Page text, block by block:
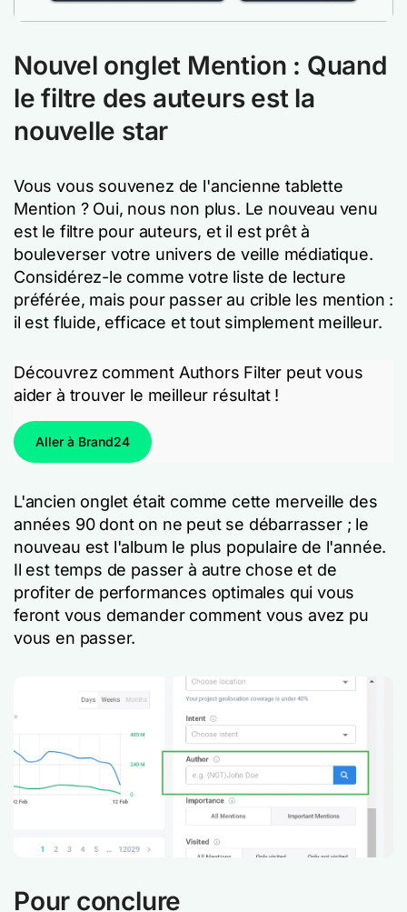
Nouvel onglet Mention : Quand
le filtre des auteurs est la
nouvelle star
Vous vous souvenez de l'ancienne tablette
Mention ? Oui, nous non plus. Le nouveau venu
est le filtre pour auteurs, et il est prêt à
bouleverser votre univers de veille médiatique.
Considérez-le comme votre liste de lecture
préférée, mais pour passer au crible les mention :
il est fluide, efficace et tout simplement meilleur.
Découvrez comment Authors Filter peut vous
aider à trouver le meilleur résultat !
Aller à Brand24
L'ancien onglet était comme cette merveille des
années 90 dont on ne peut se débarrasser ; le
nouveau est l'album le plus populaire de l'année.
Il est temps de passer à autre chose et de
profiter de performances optimales qui vous
feront vous demander comment vous avez pu
vous en passer.
Pour conclure